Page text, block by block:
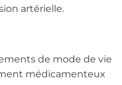
artérielle.
de mode de vie
médicamenteux